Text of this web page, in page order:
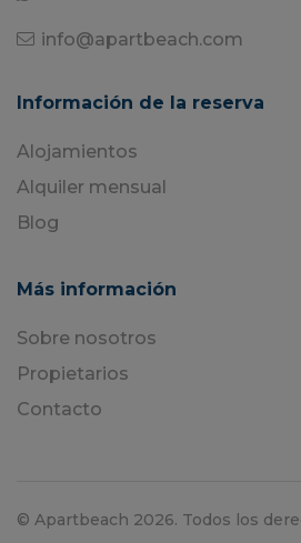
info@apartbeach.com
Información de la reserva
Alojamientos
Alquiler mensual
Blog
Más información
Sobre nosotros
Propietarios
Contacto
© Apartbeach 2026. Todos los